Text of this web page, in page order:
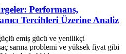
Performans,
Tercihleri Üzerine Analiz
emiş gücü ve yenilikçi
sarma problemi ve yüksek fiyat gibi